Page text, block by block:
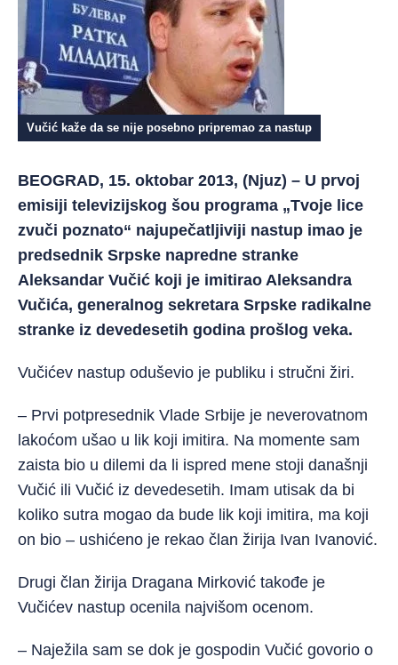
Vučić kaže da se nije posebno pripremao za nastup
BEOGRAD, 15. oktobar 2013, (Njuz) – U prvoj
emisiji televizijskog šou programa „Tvoje lice
zvuči poznato“ najupečatljiviji nastup imao je
predsednik Srpske napredne stranke
Aleksandar Vučić koji je imitirao Aleksandra
Vučića, generalnog sekretara Srpske radikalne
stranke iz devedesetih godina prošlog veka.
Vučićev nastup oduševio je publiku i stručni žiri.
– Prvi potpresednik Vlade Srbije je neverovatnom
lakoćom ušao u lik koji imitira. Na momente sam
zaista bio u dilemi da li ispred mene stoji današnji
Vučić ili Vučić iz devedesetih. Imam utisak da bi
koliko sutra mogao da bude lik koji imitira, ma koji
on bio – ushićeno je rekao član žirija Ivan Ivanović.
Drugi član žirija Dragana Mirković takođe je
Vučićev nastup ocenila najvišom ocenom.
– Naježila sam se dok je gospodin Vučić govorio o